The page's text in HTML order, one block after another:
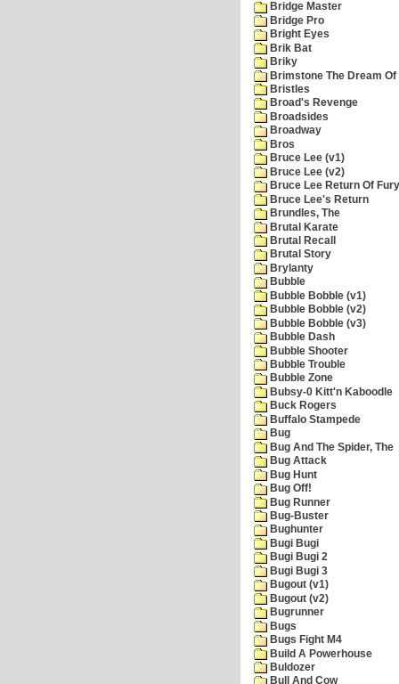
Bridge Master
Bridge Pro
Bright Eyes
Brik Bat
Briky
Brimstone The Dream Of
Bristles
Broad's Revenge
Broadsides
Broadway
Bros
Bruce Lee (v1)
Bruce Lee (v2)
Bruce Lee Return Of Fury
Bruce Lee's Return
Brundles, The
Brutal Karate
Brutal Recall
Brutal Story
Brylanty
Bubble
Bubble Bobble (v1)
Bubble Bobble (v2)
Bubble Bobble (v3)
Bubble Dash
Bubble Shooter
Bubble Trouble
Bubble Zone
Bubsy-0 Kitt'n Kaboodle
Buck Rogers
Buffalo Stampede
Bug
Bug And The Spider, The
Bug Attack
Bug Hunt
Bug Off!
Bug Runner
Bug-Buster
Bughunter
Bugi Bugi
Bugi Bugi 2
Bugi Bugi 3
Bugout (v1)
Bugout (v2)
Bugrunner
Bugs
Bugs Fight M4
Build A Powerhouse
Buldozer
Bull And Cow